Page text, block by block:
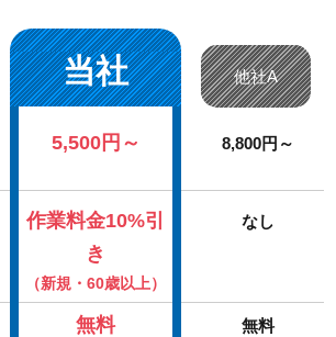
当社 他社A
5,500円～ 8,800円～
作業料金10%引
き
（新規・60歳以上）
なし
無料 無料